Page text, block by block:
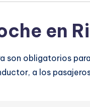
en
son obligatorios
a los